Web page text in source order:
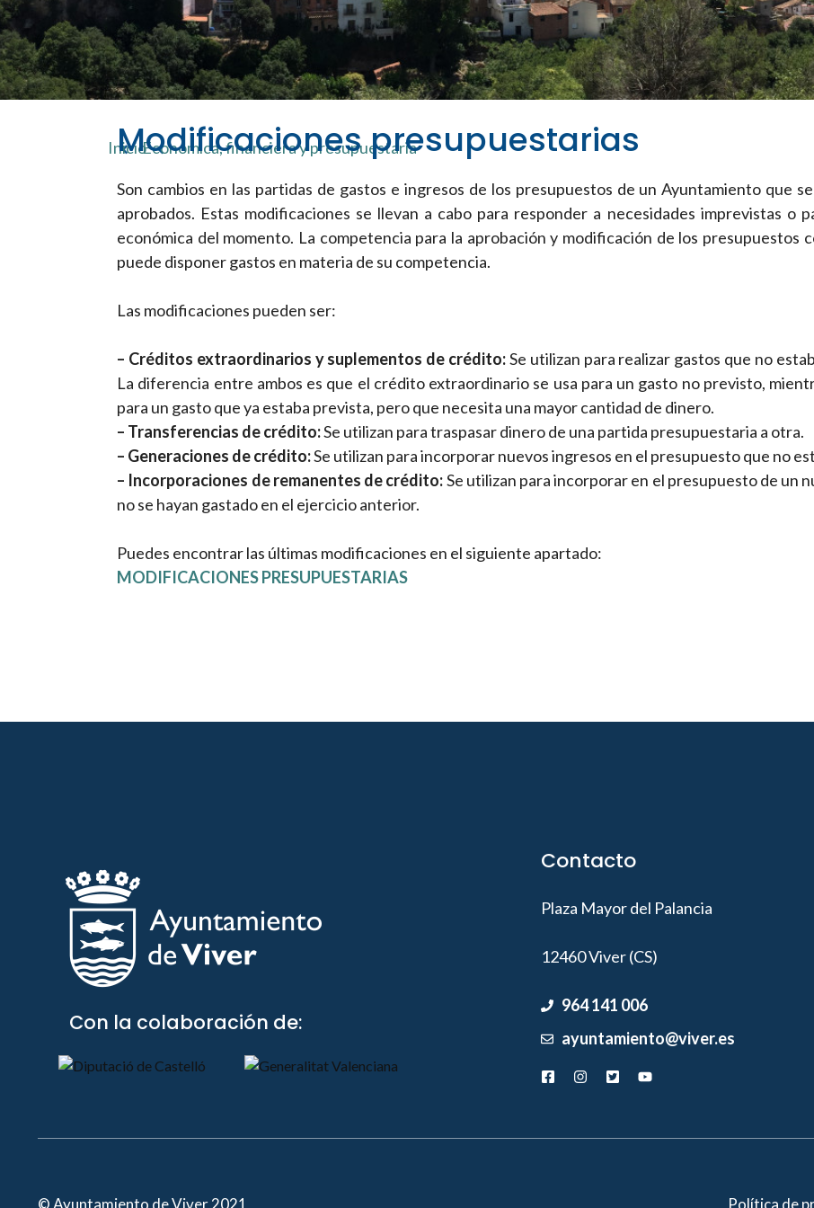
InicioEconómica, financiera y presupuestaria
Modificaciones presupuestarias
Son cambios en las partidas de gastos e ingresos de los presupuestos de un Ayuntamiento que
aprobados. Estas modificaciones se llevan a cabo para responder a necesidades imprevistas o
económica del momento. La competencia para la aprobación y modificación de los presupuestos
puede disponer gastos en materia de su competencia.
Las modificaciones pueden ser:
– Créditos extraordinarios y suplementos de crédito:Se utilizan para realizar gastos que no
La diferencia entre ambos es que el crédito extraordinario se usa para un gasto no previsto,
para un gasto que ya estaba prevista, pero que necesita una mayor cantidad de dinero.
– Transferencias de crédito:Se utilizan para traspasar dinero de una partida presupuestaria a otra.
– Generaciones de crédito:Se utilizan para incorporar nuevos ingresos en el presupuesto que no
– Incorporaciones de remanentes de crédito:Se utilizan para incorporar en el presupuesto de un
no se hayan gastado en el ejercicio anterior.
Puedes encontrar las últimas modificaciones en el siguiente apartado:
MODIFICACIONES PRESUPUESTARIAS
Con la colaboración de:
Contacto
Plaza Mayor del Palancia
12460 Viver (CS)
964 141 006
ayuntamiento@viver.es
© Ayuntamiento de Viver 2021 Política de